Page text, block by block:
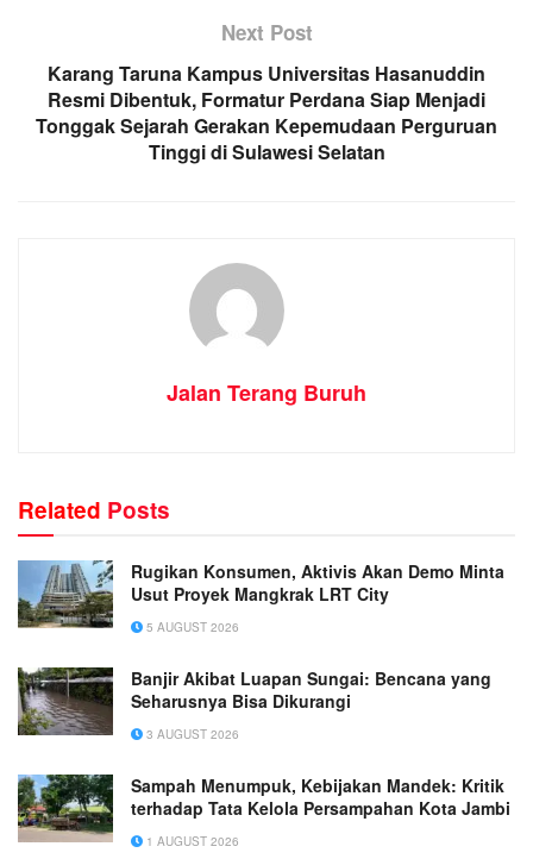
Next Post
Karang Taruna Kampus Universitas Hasanuddin
Resmi Dibentuk, Formatur Perdana Siap Menjadi
Tonggak Sejarah Gerakan Kepemudaan Perguruan
Tinggi di Sulawesi Selatan
Jalan Terang Buruh
Related Posts
Rugikan Konsumen, Aktivis Akan Demo Minta
Usut Proyek Mangkrak LRT City
5 AUGUST 2026
Banjir Akibat Luapan Sungai: Bencana yang
Seharusnya Bisa Dikurangi
3 AUGUST 2026
Sampah Menumpuk, Kebijakan Mandek: Kritik
terhadap Tata Kelola Persampahan Kota Jambi
1 AUGUST 2026